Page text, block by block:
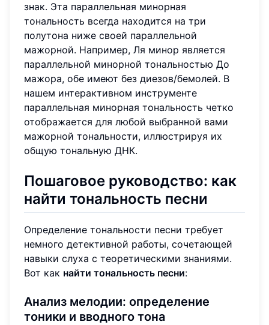
знак. Эта параллельная минорная
тональность всегда находится на три
полутона ниже своей параллельной
мажорной. Например, Ля минор является
параллельной минорной тональностью До
мажора, обе имеют без диезов/бемолей. В
нашем интерактивном инструменте
параллельная минорная тональность четко
отображается для любой выбранной вами
мажорной тональности, иллюстрируя их
общую тональную ДНК.
Пошаговое руководство: как
найти тональность песни
Определение тональности песни требует
немного детективной работы, сочетающей
навыки слуха с теоретическими знаниями.
Вот как найти тональность песни:
Анализ мелодии: определение
тоники и вводного тона